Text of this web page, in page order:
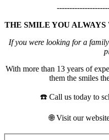
THE SMILE YOU
If you were looking for a
With more than 13 years of
them the smiles
☎️ Call us today to
🌐 Visit our